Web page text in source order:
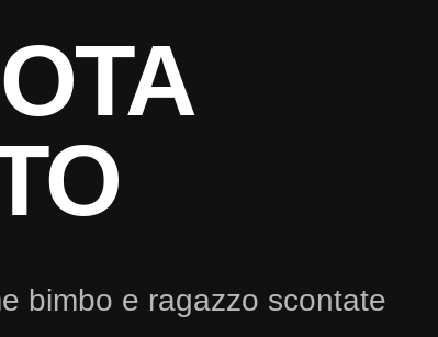
bimbo e ragazzo scontate